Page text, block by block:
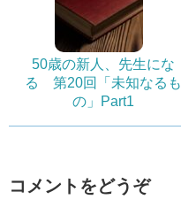
50歳の新人、先生にな
る 第20回「未知なるも
の」Part1
コメントをどうぞ